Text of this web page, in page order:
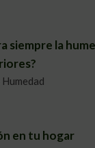
siempre la
en tu hogar